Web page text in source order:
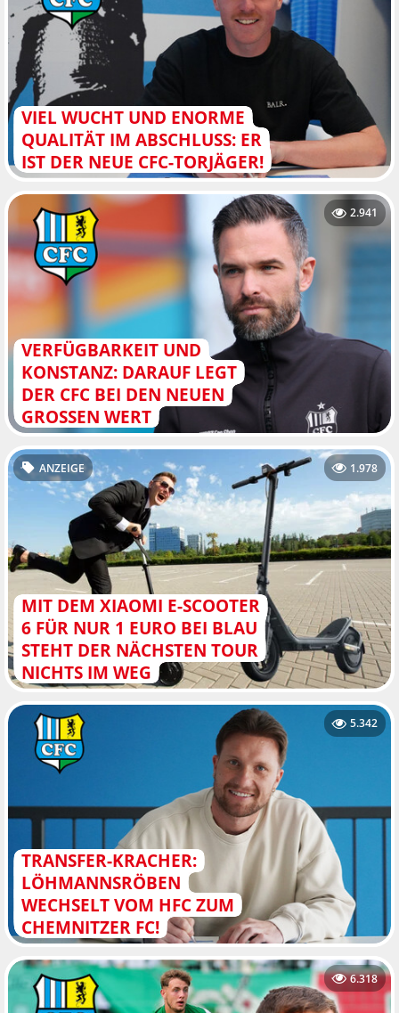
VIEL WUCHT UND ENORME
QUALITÄT IM ABSCHLUSS: ER
IST DER NEUE CFC-TORJÄGER!
VERFÜGBARKEIT UND
KONSTANZ: DARAUF LEGT
DER CFC BEI DEN NEUEN
GROSSEN WERT
2.941
MIT DEM XIAOMI E-SCOOTER
6 FÜR NUR 1 EURO BEI BLAU
STEHT DER NÄCHSTEN TOUR
NICHTS IM WEG
ANZEIGE 1.978
TRANSFER-KRACHER:
LÖHMANNSRÖBEN
WECHSELT VOM HFC ZUM
CHEMNITZER FC!
5.342
6.318